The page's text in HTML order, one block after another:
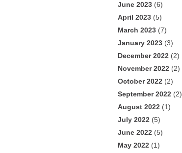
June 2023 (6)
April 2023 (5)
March 2023 (7)
January 2023 (3)
December 2022 (2)
November 2022 (2)
October 2022 (2)
September 2022 (2)
August 2022 (1)
July 2022 (5)
June 2022 (5)
May 2022 (1)